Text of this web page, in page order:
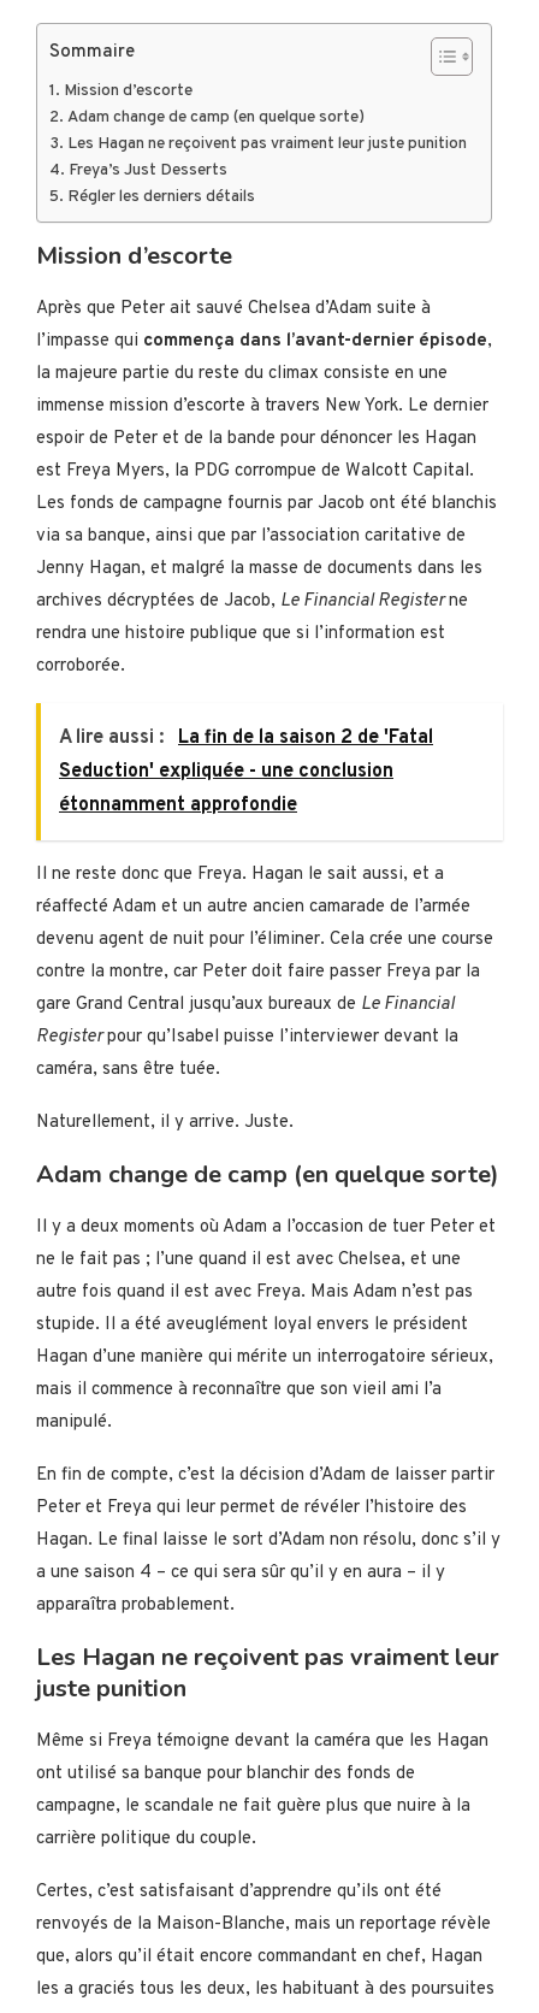
Sommaire
Mission d’escorte
Adam change de camp (en quelque sorte)
Les Hagan ne reçoivent pas vraiment leur juste punition
Freya’s Just Desserts
Régler les derniers détails
Mission d’escorte
Après que Peter ait sauvé Chelsea d’Adam suite à
l’impasse qui commença dans l’avant-dernier épisode,
la majeure partie du reste du climax consiste en une
immense mission d’escorte à travers New York. Le dernier
espoir de Peter et de la bande pour dénoncer les Hagan
est Freya Myers, la PDG corrompue de Walcott Capital.
Les fonds de campagne fournis par Jacob ont été blanchis
via sa banque, ainsi que par l’association caritative de
Jenny Hagan, et malgré la masse de documents dans les
archives décryptées de Jacob, Le Financial Registerne
rendra une histoire publique que si l’information est
corroborée.
A lire aussi : La fin de la saison 2 de 'Fatal
Seduction' expliquée - une conclusion
étonnamment approfondie
Il ne reste donc que Freya. Hagan le sait aussi, et a
réaffecté Adam et un autre ancien camarade de l’armée
devenu agent de nuit pour l’éliminer. Cela crée une course
contre la montre, car Peter doit faire passer Freya par la
gare Grand Central jusqu’aux bureaux de Le Financial
Registerpour qu’Isabel puisse l’interviewer devant la
caméra, sans être tuée.
Naturellement, il y arrive. Juste.
Adam change de camp (en quelque sorte)
Il y a deux moments où Adam a l’occasion de tuer Peter et
ne le fait pas ; l’une quand il est avec Chelsea, et une
autre fois quand il est avec Freya. Mais Adam n’est pas
stupide. Il a été aveuglément loyal envers le président
Hagan d’une manière qui mérite un interrogatoire sérieux,
mais il commence à reconnaître que son vieil ami l’a
manipulé.
En fin de compte, c’est la décision d’Adam de laisser partir
Peter et Freya qui leur permet de révéler l’histoire des
Hagan. Le final laisse le sort d’Adam non résolu, donc s’il y
a une saison 4 – ce qui sera sûr qu’il y en aura – il y
apparaîtra probablement.
Les Hagan ne reçoivent pas vraiment leur
juste punition
Même si Freya témoigne devant la caméra que les Hagan
ont utilisé sa banque pour blanchir des fonds de
campagne, le scandale ne fait guère plus que nuire à la
carrière politique du couple.
Certes, c’est satisfaisant d’apprendre qu’ils ont été
renvoyés de la Maison-Blanche, mais un reportage révèle
que, alors qu’il était encore commandant en chef, Hagan
les a graciés tous les deux, les habituant à des poursuites